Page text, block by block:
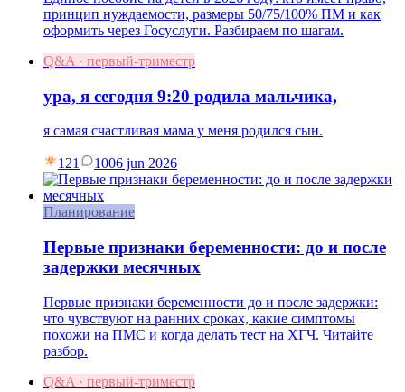
принцип нуждаемости, размеры 50/75/100% ПМ и как
оформить через Госуслуги. Разбираем по шагам.
Q&A · первый-триместр
ура, я сегодня 9:20 родила мальчика,
я самая счастливая мама у меня родился сын.
121 1006 jun 2026
Планирование
Первые признаки беременности: до и после
задержки месячных
Первые признаки беременности до и после задержки:
что чувствуют на ранних сроках, какие симптомы
похожи на ПМС и когда делать тест на ХГЧ. Читайте
разбор.
Q&A · первый-триместр